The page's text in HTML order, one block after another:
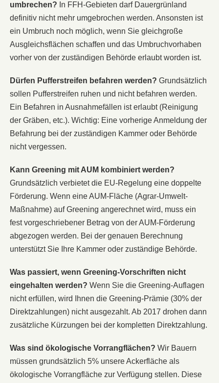
umbrechen? In FFH-Gebieten darf Dauergrünland
definitiv nicht mehr umgebrochen werden. Ansonsten ist
ein Umbruch noch möglich, wenn Sie gleichgroße
Ausgleichsflächen schaffen und das Umbruchvorhaben
vorher von der zuständigen Behörde erlaubt worden ist.
Dürfen Pufferstreifen befahren werden? Grundsätzlich
sollen Pufferstreifen ruhen und nicht befahren werden.
Ein Befahren in Ausnahmefällen ist erlaubt (Reinigung
der Gräben, etc.). Wichtig: Eine vorherige Anmeldung der
Befahrung bei der zuständigen Kammer oder Behörde
nicht vergessen.
Kann Greening mit AUM kombiniert werden?
Grundsätzlich verbietet die EU-Regelung eine doppelte
Förderung. Wenn eine AUM-Fläche (Agrar-Umwelt-
Maßnahme) auf Greening angerechnet wird, muss ein
fest vorgeschriebener Betrag von der AUM-Förderung
abgezogen werden. Bei der genauen Berechnung
unterstützt Sie Ihre Kammer oder zuständige Behörde.
Was passiert, wenn Greening-Vorschriften nicht
eingehalten werden? Wenn Sie die Greening-Auflagen
nicht erfüllen, wird Ihnen die Greening-Prämie (30% der
Direktzahlungen) nicht ausgezahlt. Ab 2017 drohen dann
zusätzliche Kürzungen bei der kompletten Direktzahlung.
Was sind ökologische Vorrangflächen? Wir Bauern
müssen grundsätzlich 5% unsere Ackerfläche als
ökologische Vorrangfläche zur Verfügung stellen. Diese